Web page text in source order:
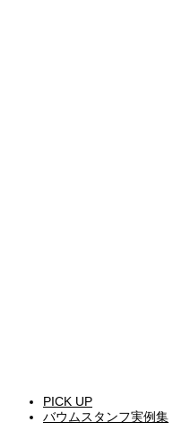
PICK UP
バウムスタンフ実例集